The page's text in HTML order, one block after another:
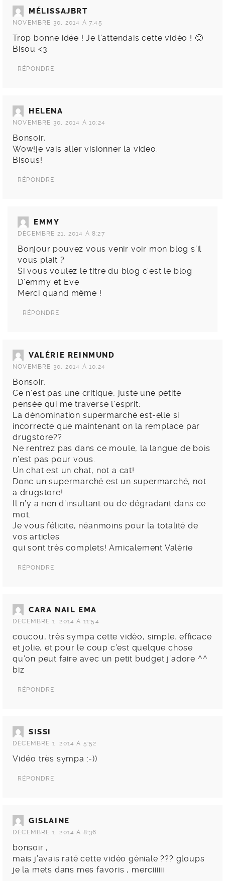
MÉLISSAJBRT
NOVEMBRE 30, 2014 À 7:45
Trop bonne idée ! Je l’attendais cette vidéo ! 🙂
Bisou <3
RÉPONDRE
HELENA
NOVEMBRE 30, 2014 À 10:24
Bonsoir,
Wow!je vais aller visionner la video.
Bisous!
RÉPONDRE
EMMY
DÉCEMBRE 21, 2014 À 8:27
Bonjour pouvez vous venir voir mon blog s’il
vous plait ?
Si vous voulez le titre du blog c’est le blog
D’emmy et Eve
Merci quand même !
RÉPONDRE
VALÉRIE REINMUND
NOVEMBRE 30, 2014 À 10:24
Bonsoir,
Ce n’est pas une critique, juste une petite
pensée qui me traverse l’esprit:
La dénomination supermarché est-elle si
incorrecte que maintenant on la remplace par
drugstore??
Ne rentrez pas dans ce moule, la langue de bois
n’est pas pour vous.
Un chat est un chat, not a cat!
Donc un supermarché est un supermarché, not
a drugstore!
Il n’y a rien d’insultant ou de dégradant dans ce
mot.
Je vous félicite, néanmoins pour la totalité de
vos articles
qui sont très complets! Amicalement Valérie
RÉPONDRE
CARA NAIL EMA
DÉCEMBRE 1, 2014 À 11:54
coucou, très sympa cette vidéo, simple, efficace
et jolie, et pour le coup c’est quelque chose
qu’on peut faire avec un petit budget j’adore ^^
biz
RÉPONDRE
SISSI
DÉCEMBRE 1, 2014 À 5:52
Vidéo très sympa :-))
RÉPONDRE
GISLAINE
DÉCEMBRE 1, 2014 À 8:36
bonsoir ,
mais j’avais raté cette vidéo géniale ??? gloups
je la mets dans mes favoris , merciiiiii